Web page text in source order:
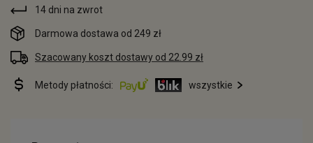
14 dni na zwrot
Darmowa dostawa od 249 zł
Szacowany koszt dostawy od 22.99 zł
Metody płatności: wszystkie